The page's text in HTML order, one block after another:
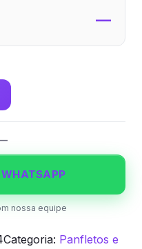
—
nossa equipe
Categoria: Panfletos e